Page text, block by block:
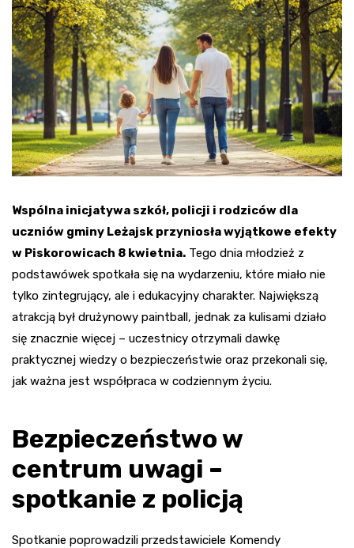
Wspólna inicjatywa szkół, policji i rodziców dla
uczniów gminy Leżajsk przyniosła wyjątkowe efekty
w Piskorowicach 8 kwietnia. Tego dnia młodzież z
podstawówek spotkała się na wydarzeniu, które miało nie
tylko zintegrujący, ale i edukacyjny charakter. Największą
atrakcją był drużynowy paintball, jednak za kulisami działo
się znacznie więcej – uczestnicy otrzymali dawkę
praktycznej wiedzy o bezpieczeństwie oraz przekonali się,
jak ważna jest współpraca w codziennym życiu.
Bezpieczeństwo w
centrum uwagi –
spotkanie z policją
Spotkanie poprowadzili przedstawiciele Komendy